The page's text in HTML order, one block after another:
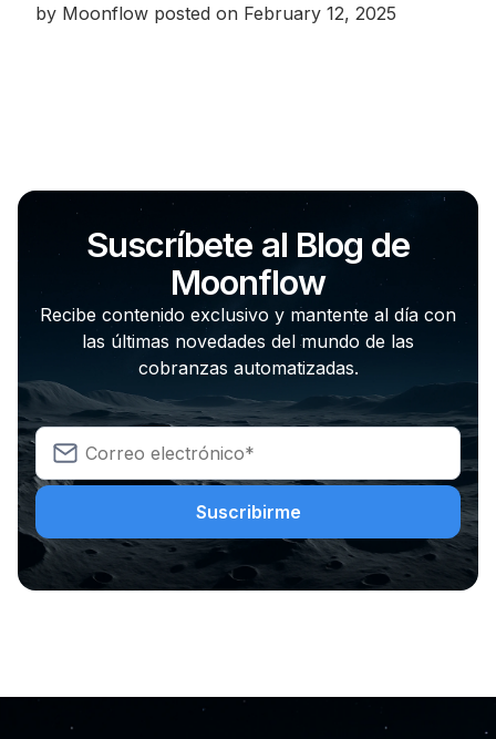
by Moonflow posted on February 12, 2025
Suscríbete al Blog de
Moonflow
Recibe contenido exclusivo y mantente al día con
las últimas novedades del mundo de las
cobranzas automatizadas.